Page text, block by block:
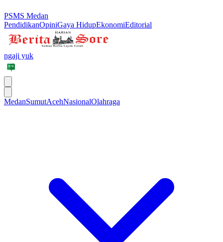
PSMS Medan
PendidikanOpiniGaya HidupEkonomiEditorial
ngaji yuk
MedanSumutAcehNasionalOlahraga